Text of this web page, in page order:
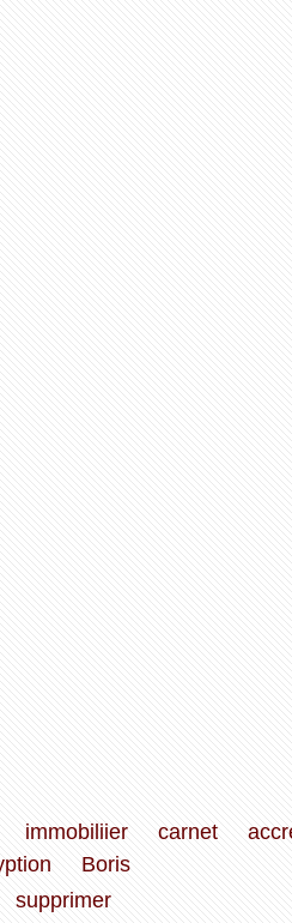
immobiliier carnet
Boris
supprimer